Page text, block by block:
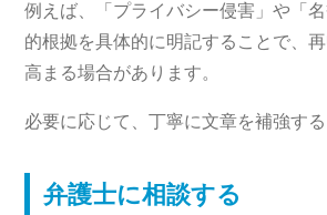
例えば、「プライバシー侵害」や「
的根拠を具体的に明記することで、
高まる場合があります。
必要に応じて、丁寧に文章を補強する
弁護士に相談する